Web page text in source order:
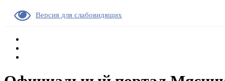
Версия для слабовидящих